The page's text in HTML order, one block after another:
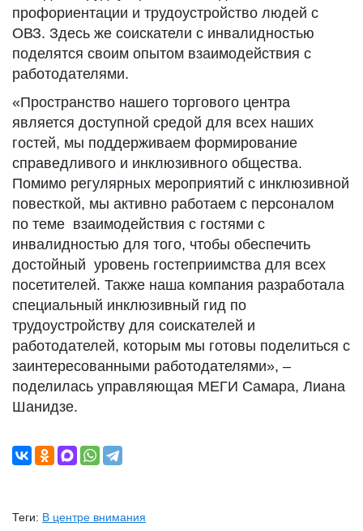
профориентации и трудоустройство людей с
ОВЗ. Здесь же соискатели с инвалидностью
поделятся своим опытом взаимодействия с
работодателями.
«Пространство нашего торгового центра
является доступной средой для всех наших
гостей, мы поддерживаем формирование
справедливого и инклюзивного общества.
Помимо регулярных мероприятий с инклюзивной
повесткой, мы активно работаем с персоналом
по теме взаимодействия с гостями с
инвалидностью для того, чтобы обеспечить
достойный уровень гостеприимства для всех
посетителей. Также наша компания разработала
специальный инклюзивный гид по
трудоустройству для соискателей и
работодателей, которым мы готовы поделиться с
заинтересованными работодателями», –
поделилась управляющая МЕГИ Самара, Лиана
Шанидзе.
Теги: В центре внимания